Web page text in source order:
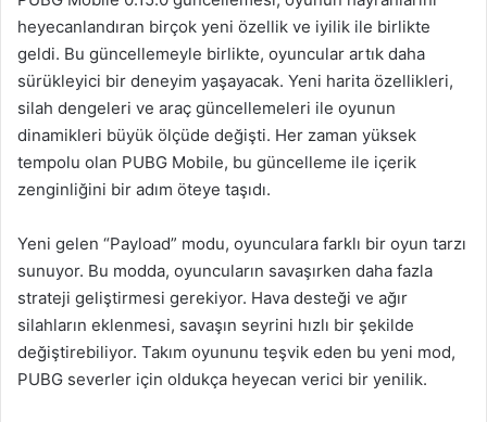
heyecanlandıran birçok yeni özellik ve iyilik ile birlikte
geldi. Bu güncellemeyle birlikte, oyuncular artık daha
sürükleyici bir deneyim yaşayacak. Yeni harita özellikleri,
silah dengeleri ve araç güncellemeleri ile oyunun
dinamikleri büyük ölçüde değişti. Her zaman yüksek
tempolu olan PUBG Mobile, bu güncelleme ile içerik
zenginliğini bir adım öteye taşıdı.
Yeni gelen “Payload” modu, oyunculara farklı bir oyun tarzı
sunuyor. Bu modda, oyuncuların savaşırken daha fazla
strateji geliştirmesi gerekiyor. Hava desteği ve ağır
silahların eklenmesi, savaşın seyrini hızlı bir şekilde
değiştirebiliyor. Takım oyununu teşvik eden bu yeni mod,
PUBG severler için oldukça heyecan verici bir yenilik.